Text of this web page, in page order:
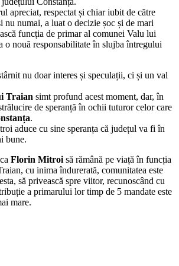
apreciat, respectat și chiar iubit de către
numai, a luat o decizie șoc și de mari
funcția de primar al comunei Valu lui
o nouă responsabilitate în slujba întregului
nu doar interes și speculații, ci și un val
Traian simt profund acest moment, dar, în
de speranță în ochii tuturor celor care
.
aduce cu sine speranța că județul va fi în
bune.
Florin Mitroi să rămână pe viață în funcția
cu inima îndurerată, comunitatea este
să privească spre viitor, recunoscând cu
a primarului lor timp de 5 mandate este
mare.